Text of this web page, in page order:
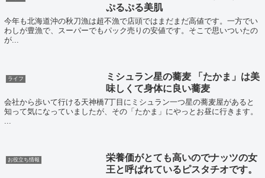
ぷるぷる美肌
今年も北海道沖の秋刀漁は超不漁で店頭ではまだまだ高値です。一方でい
わしが豊漁で、スーパーでもパック売りの安値です。そこで思いついたの
が...
ライフ
ミシュラン星の蕎麦 「たかま」は美
味しくて身体に良い蕎麦
会社から歩いて行ける天神橋7丁目にミシュラン一つ星の蕎麦屋があると
知って気になっていましたが、その「たかま」にやっとお昼に行きます。
...
お役立ち情報
栄養価がとても高いのでナッツの女
王と呼ばれているピスタチオです。